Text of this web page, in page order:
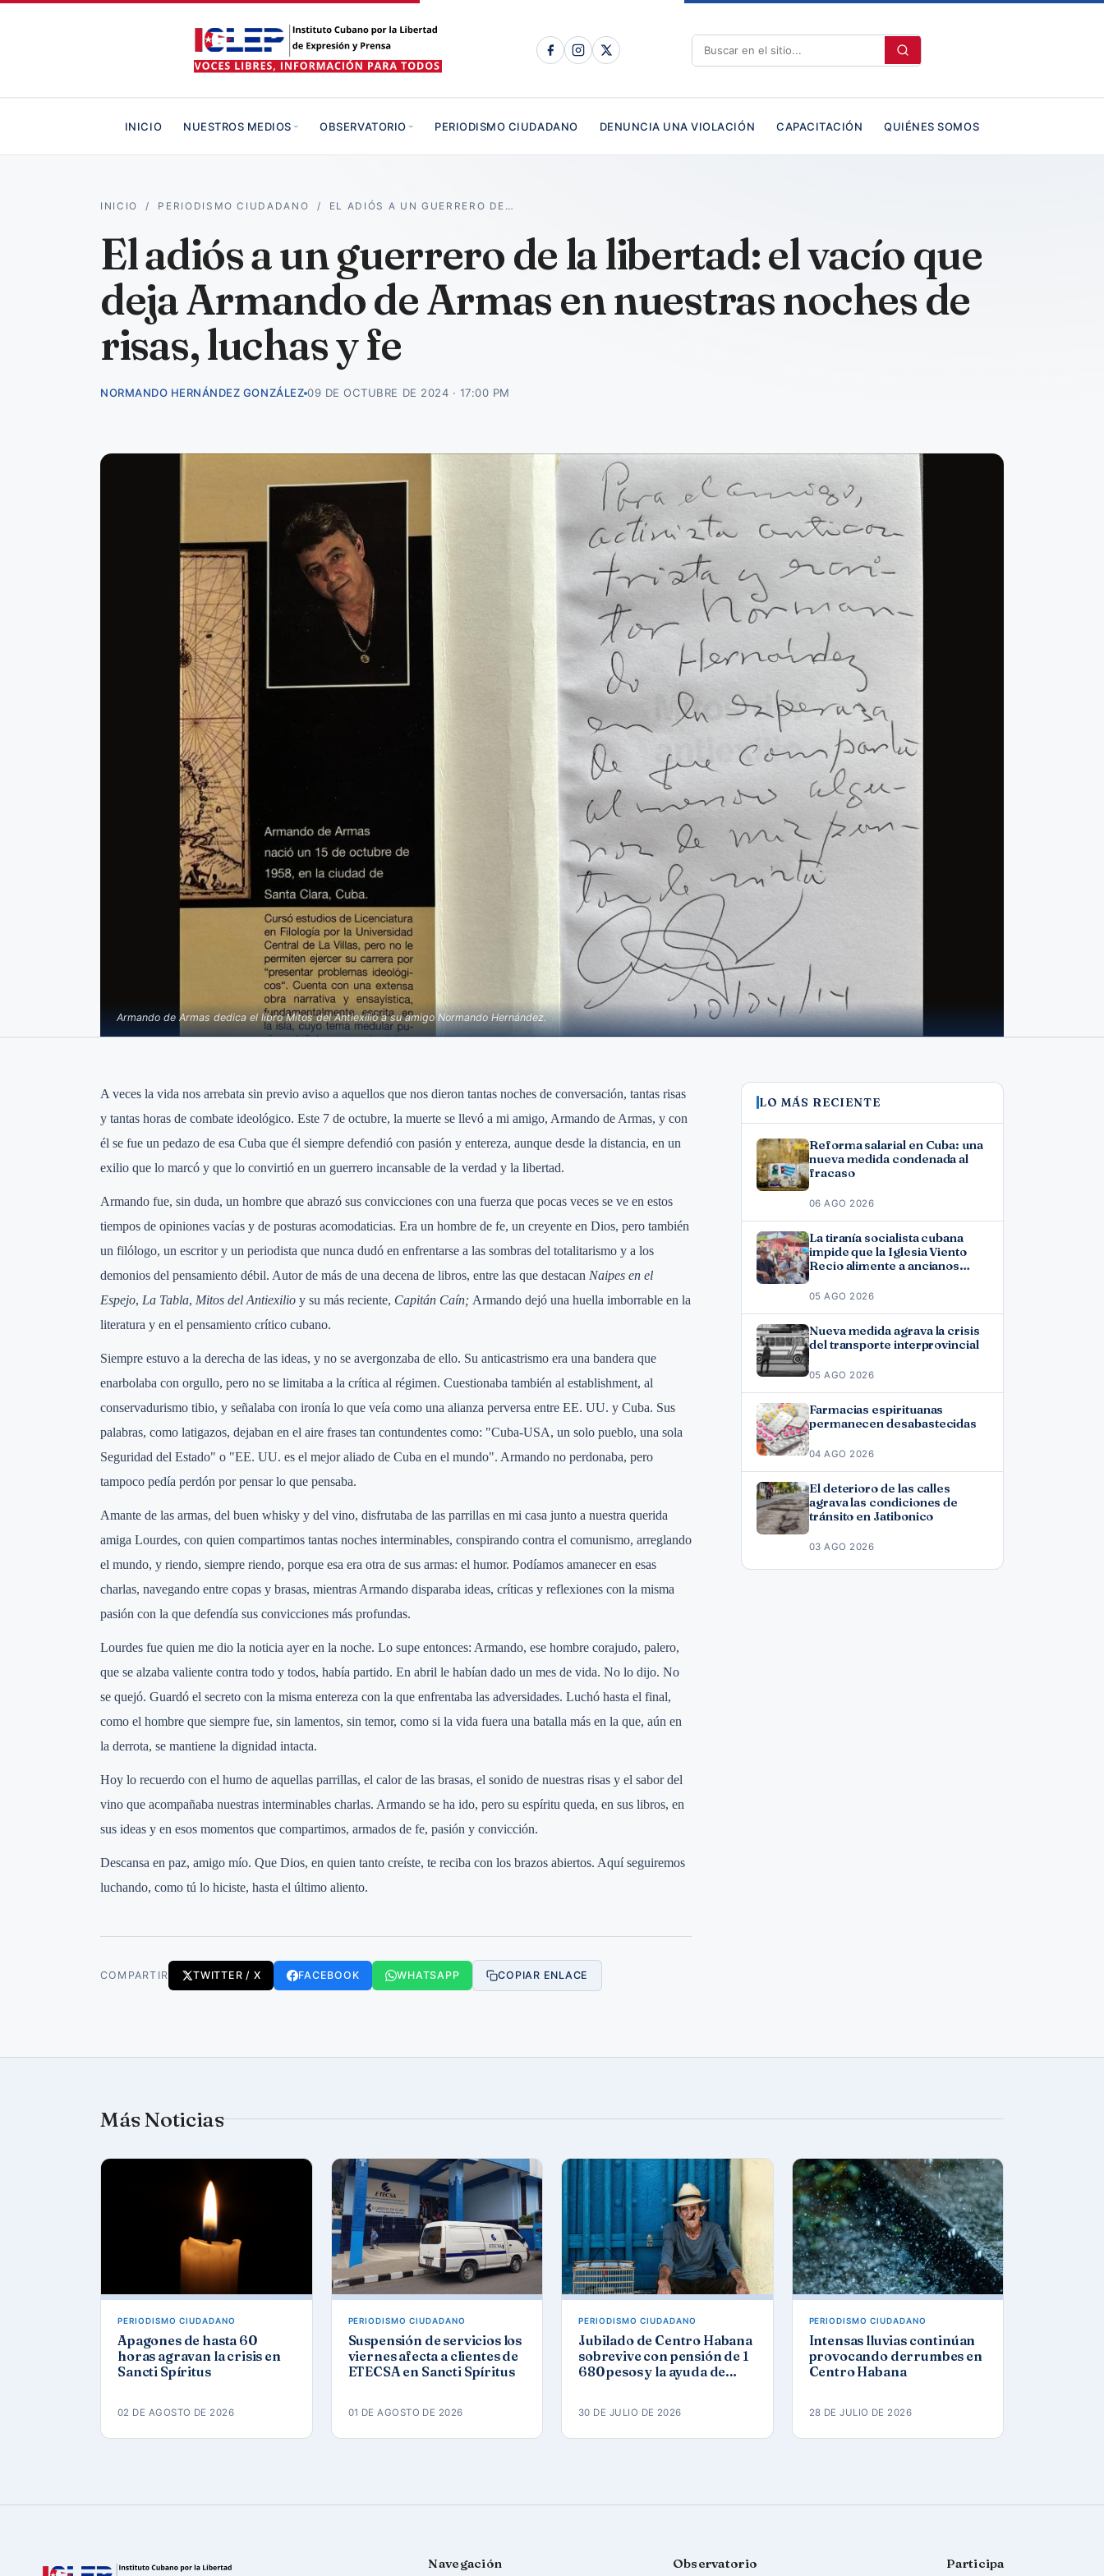
INICIO NUESTROS MEDIOS OBSERVATORIO PERIODISMO CIUDADANO DENUNCIA UNA VIOLACIÓN CAPACITACIÓN QUIÉNES SOMOS
INICIO / PERIODISMO CIUDADANO / EL ADIÓS A UN GUERRERO DE…
El adiós a un guerrero de la libertad: el vacío que
deja Armando de Armas en nuestras noches de
risas, luchas y fe
NORMANDO HERNÁNDEZ GONZÁLEZ 09 DE OCTUBRE DE 2024 · 17:00 PM
Armando de Armas dedica el libro Mitos del Antiexilio a su amigo Normando Hernández.
A veces la vida nos arrebata sin previo aviso a aquellos que nos dieron tantas noches de conversación, tantas risas
y tantas horas de combate ideológico. Este 7 de octubre, la muerte se llevó a mi amigo, Armando de Armas, y con
él se fue un pedazo de esa Cuba que él siempre defendió con pasión y entereza, aunque desde la distancia, en un
exilio que lo marcó y que lo convirtió en un guerrero incansable de la verdad y la libertad.
Armando fue, sin duda, un hombre que abrazó sus convicciones con una fuerza que pocas veces se ve en estos
tiempos de opiniones vacías y de posturas acomodaticias. Era un hombre de fe, un creyente en Dios, pero también
un filólogo, un escritor y un periodista que nunca dudó en enfrentarse a las sombras del totalitarismo y a los
demonios del pensamiento débil. Autor de más de una decena de libros, entre las que destacan Naipes en el
Espejo, La Tabla, Mitos del Antiexilio y su más reciente, Capitán Caín; Armando dejó una huella imborrable en la
literatura y en el pensamiento crítico cubano.
Siempre estuvo a la derecha de las ideas, y no se avergonzaba de ello. Su anticastrismo era una bandera que
enarbolaba con orgullo, pero no se limitaba a la crítica al régimen. Cuestionaba también al establishment, al
conservadurismo tibio, y señalaba con ironía lo que veía como una alianza perversa entre EE. UU. y Cuba. Sus
palabras, como latigazos, dejaban en el aire frases tan contundentes como: "Cuba-USA, un solo pueblo, una sola
Seguridad del Estado" o "EE. UU. es el mejor aliado de Cuba en el mundo". Armando no perdonaba, pero
tampoco pedía perdón por pensar lo que pensaba.
Amante de las armas, del buen whisky y del vino, disfrutaba de las parrillas en mi casa junto a nuestra querida
amiga Lourdes, con quien compartimos tantas noches interminables, conspirando contra el comunismo, arreglando
el mundo, y riendo, siempre riendo, porque esa era otra de sus armas: el humor. Podíamos amanecer en esas
charlas, navegando entre copas y brasas, mientras Armando disparaba ideas, críticas y reflexiones con la misma
pasión con la que defendía sus convicciones más profundas.
Lourdes fue quien me dio la noticia ayer en la noche. Lo supe entonces: Armando, ese hombre corajudo, palero,
que se alzaba valiente contra todo y todos, había partido. En abril le habían dado un mes de vida. No lo dijo. No
se quejó. Guardó el secreto con la misma entereza con la que enfrentaba las adversidades. Luchó hasta el final,
como el hombre que siempre fue, sin lamentos, sin temor, como si la vida fuera una batalla más en la que, aún en
la derrota, se mantiene la dignidad intacta.
Hoy lo recuerdo con el humo de aquellas parrillas, el calor de las brasas, el sonido de nuestras risas y el sabor del
vino que acompañaba nuestras interminables charlas. Armando se ha ido, pero su espíritu queda, en sus libros, en
sus ideas y en esos momentos que compartimos, armados de fe, pasión y convicción.
Descansa en paz, amigo mío. Que Dios, en quien tanto creíste, te reciba con los brazos abiertos. Aquí seguiremos
luchando, como tú lo hiciste, hasta el último aliento.
COMPARTIR TWITTER / X FACEBOOK WHATSAPP COPIAR ENLACE
LO MÁS RECIENTE
Reforma salarial en Cuba: una
nueva medida condenada al
fracaso
06 AGO 2026
La tiranía socialista cubana
impide que la Iglesia Viento
Recio alimente a ancianos
05 AGO 2026
Nueva medida agrava la crisis
del transporte interprovincial
05 AGO 2026
Farmacias espirituanas
permanecen desabastecidas
04 AGO 2026
El deterioro de las calles
agrava las condiciones de
tránsito en Jatibonico
03 AGO 2026
Más Noticias
PERIODISMO CIUDADANO
Apagones de hasta 60
horas agravan la crisis en
Sancti Spíritus
02 DE AGOSTO DE 2026
PERIODISMO CIUDADANO
Suspensión de servicios los
viernes afecta a clientes de
ETECSA en Sancti Spíritus
01 DE AGOSTO DE 2026
PERIODISMO CIUDADANO
Jubilado de Centro Habana
sobrevive con pensión de 1
680 pesos y la ayuda de
30 DE JULIO DE 2026
PERIODISMO CIUDADANO
Intensas lluvias continúan
provocando derrumbes en
Centro Habana
28 DE JULIO DE 2026
Navegación Observatorio Participa